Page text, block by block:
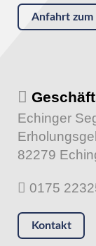
Anfahrt zum
Echinger
82279
0175
Kontakt